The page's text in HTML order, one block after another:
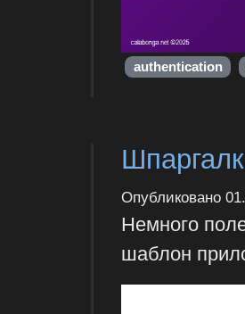
authentication
Опубликовано
Немного
шаблон